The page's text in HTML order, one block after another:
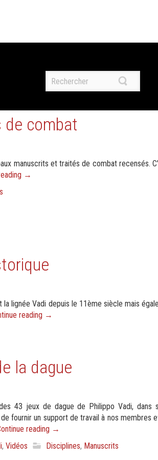
combat
manuscrits et traités de combat recensés.
→
lignée Vadi depuis le 11ème siècle mais
reading →
la dague
43 jeux de dague de Philippo Vadi, dans
fournir un support de travail à nos membres
reading →
, Vidéos Disciplines, Manuscrits